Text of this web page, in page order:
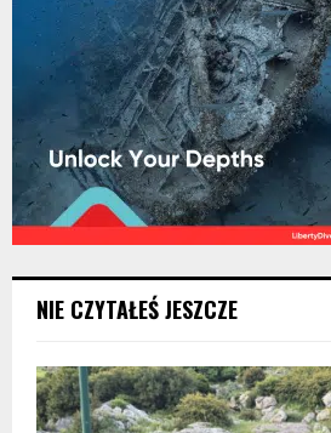
NIE CZYTAŁEŚ JESZCZE